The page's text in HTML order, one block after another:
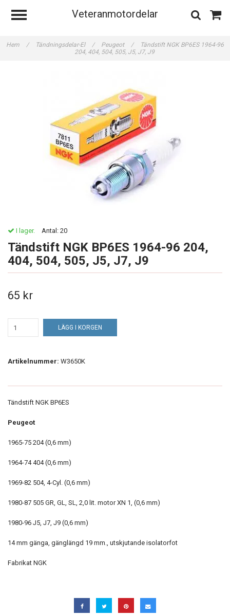
Veteranmotordelar
Hem / Tändningsdelar-El / Peugeot /
Tändstift NGK BP6ES 1964-96
204, 404, 504, 505, J5, J7, J9
I lager. Antal: 20
Tändstift NGK BP6ES 1964-96 204,
404, 504, 505, J5, J7, J9
65 kr
LÄGG I KORGEN
Artikelnummer: W3650K
Tändstift NGK BP6ES
Peugeot
1965-75 204 (0,6 mm)
1964-74 404 (0,6 mm)
1969-82 504, 4-Cyl. (0,6 mm)
1980-87 505 GR, GL, SL, 2,0 lit. motor XN 1, (0,6 mm)
1980-96 J5, J7, J9 (0,6 mm)
14 mm gänga, gänglängd 19 mm., utskjutande isolatorfot
Fabrikat NGK